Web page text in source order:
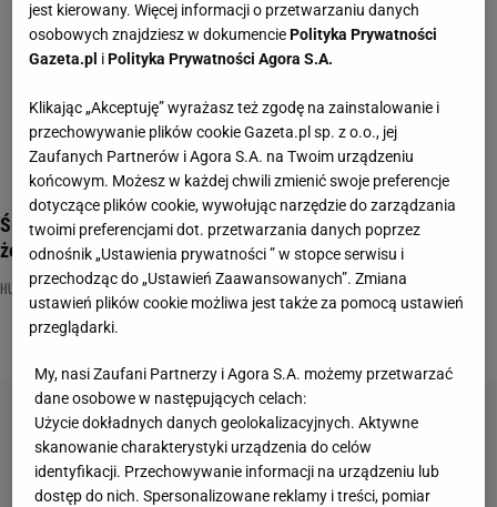
Śmieszki, żartownisie i łobuziaki - to quiz dla was! Myślicie,
że macie szanse?
HUMOR PRIMA APRILIS QUIZ
jest kierowany. Więcej informacji o przetwarzaniu danych
osobowych znajdziesz w dokumenciePolityka Prywatności
Gazeta.pl iPolityka Prywatności Agora S.A.
Klikając „Akceptuję” wyrażasz też zgodę na zainstalowanie i
przechowywanie plików cookie Gazeta.pl sp. z o.o., jej
Zaufanych Partnerów i Agora S.A. na Twoim urządzeniu
końcowym. Możesz w każdej chwili zmienić swoje preferencje
dotyczące plików cookie, wywołując narzędzie do zarządzania
twoimi preferencjami dot. przetwarzania danych poprzez
odnośnik „Ustawienia prywatności ” w stopce serwisu i
przechodząc do „Ustawień Zaawansowanych”. Zmiana
ustawień plików cookie możliwa jest także za pomocą ustawień
przeglądarki.
My, nasi Zaufani Partnerzy i Agora S.A. możemy przetwarzać
dane osobowe w następujących celach:
Użycie dokładnych danych geolokalizacyjnych. Aktywne
skanowanie charakterystyki urządzenia do celów
identyfikacji. Przechowywanie informacji na urządzeniu lub
dostęp do nich. Spersonalizowane reklamy i treści, pomiar